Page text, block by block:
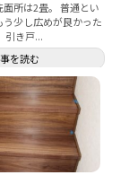
所は2畳。 普通とい
少し広めが良かった
引き戸...
を読む